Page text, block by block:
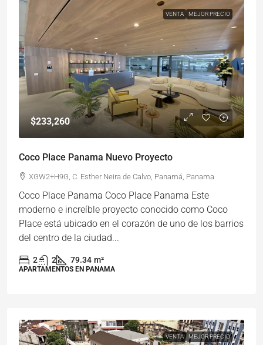
VENTA MEJOR PRECIO
$233,260
Coco Place Panama Nuevo Proyecto
XGW2+H9G, C. Esther Neira de Calvo, Panamá, Panama
Coco Place Panama Coco Place Panama Este
moderno e increíble proyecto conocido como Coco
Place está ubicado en el corazón de uno de los barrios
del centro de la ciudad...
2 2 79.34 m²
APARTAMENTOS EN PANAMA
VENTA MEJOR PRECIO